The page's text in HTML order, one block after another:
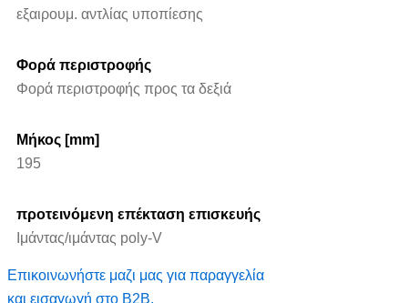
εξαιρουμ. αντλίας υποπίεσης
Φορά περιστροφής
Φορά περιστροφής προς τα δεξιά
Μήκος [mm]
195
προτεινόμενη επέκταση επισκευής
Ιμάντας/ιμάντας poly-V
Επικοινωνήστε μαζι μας για παραγγελία
και εισαγωγή στο B2B.